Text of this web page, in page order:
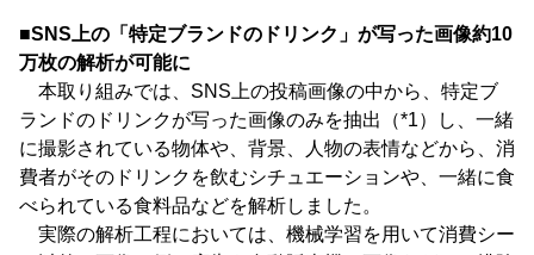
■SNS上の「特定ブランドのドリンク」が写った画像約10
万枚の解析が可能に
本取り組みでは、SNS上の投稿画像の中から、特定ブ
ランドのドリンクが写った画像のみを抽出（*1）し、一緒
に撮影されている物体や、背景、人物の表情などから、消
費者がそのドリンクを飲むシチュエーションや、一緒に食
べられている食料品などを解析しました。
実際の解析工程においては、機械学習を用いて消費シー